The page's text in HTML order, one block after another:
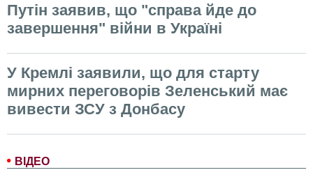
ВІДЕО
Путін заявив, що "справа йде до
завершення" війни в Україні
У Кремлі заявили, що для старту
мирних переговорів Зеленський має
вивести ЗСУ з Донбасу